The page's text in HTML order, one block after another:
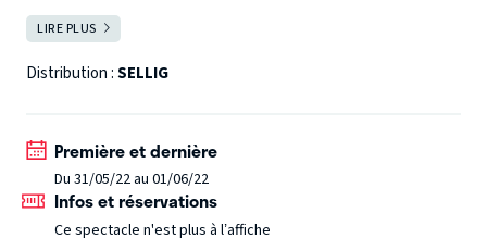
Avec ce 5ème spectacle aussi délirant que familiale,
SELLIG nous entraîne dans lʼexploration de notre
quotidien riche de situations à la fois agaçantes et drôles.
avant ? ». Vous partirez à la montagne avec sa truculente
soeur et son célèbre beau-frère Bernard pour un séjour
plus que mouvementé et vous découvrirez, entre autre,
LIRE PLUS
Distribution :SELLIG
Première et dernière
Du 31/05/22 au 01/06/22
Infos et réservations
Ce spectacle n'est plus à l’affiche